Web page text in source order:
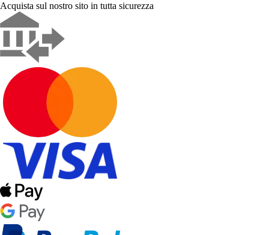
Acquista sul nostro sito in tutta sicurezza